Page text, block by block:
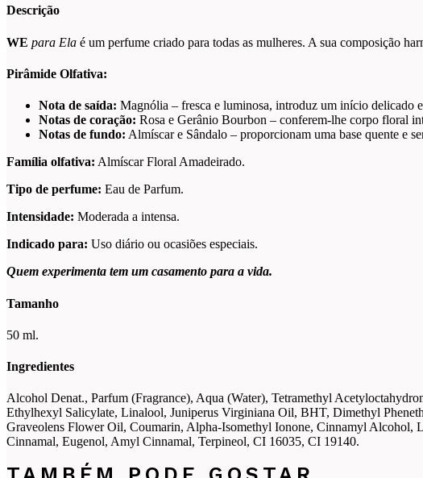
Descrição
WE para Ela é um perfume criado para todas as mulheres. A sua composição
Pirâmide Olfativa:
Nota de saída: Magnólia – fresca e luminosa, introduz um início delicado
Notas de coração: Rosa e Gerânio Bourbon – conferem-lhe corpo floral
Notas de fundo: Almíscar e Sândalo – proporcionam uma base quente e
Família olfativa: Almíscar Floral Amadeirado.
Tipo de perfume: Eau de Parfum.
Intensidade: Moderada a intensa.
Indicado para: Uso diário ou ocasiões especiais.
Quem experimenta tem um casamento para a vida.
Tamanho
50 ml.
Ingredientes
Alcohol Denat., Parfum (Fragrance), Aqua (Water), Tetramethyl
Ethylhexyl Salicylate, Linalool, Juniperus Virginiana Oil, BHT, Dimethyl
Graveolens Flower Oil, Coumarin, Alpha-Isomethyl Ionone, Cinnamyl Alcohol,
Cinnamal, Eugenol, Amyl Cinnamal, Terpineol, CI 16035, CI 19140.